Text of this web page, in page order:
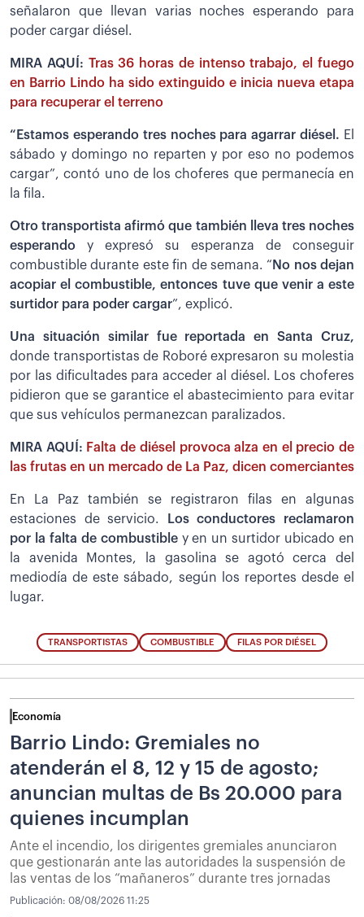
señalaron que llevan varias noches esperando para
poder cargar diésel.
MIRA AQUÍ: Tras 36 horas de intenso trabajo, el fuego
en Barrio Lindo ha sido extinguido e inicia nueva etapa
para recuperar el terreno
“Estamos esperando tres noches para agarrar diésel. El
sábado y domingo no reparten y por eso no podemos
cargar”, contó uno de los choferes que permanecía en
la fila.
Otro transportista afirmó que también lleva tres noches
esperando y expresó su esperanza de conseguir
combustible durante este fin de semana. “ No nos dejan
acopiar el combustible, entonces tuve que venir a este
surtidor para poder cargar”, explicó.
Una situación similar fue reportada en Santa Cruz,
donde transportistas de Roboré expresaron su molestia
por las dificultades para acceder al diésel. Los choferes
pidieron que se garantice el abastecimiento para evitar
que sus vehículos permanezcan paralizados.
MIRA AQUÍ: Falta de diésel provoca alza en el precio de
las frutas en un mercado de La Paz, dicen comerciantes
En La Paz también se registraron filas en algunas
estaciones de servicio.
Los conductores reclamaron
por la falta de combustibley en un surtidor ubicado en
la avenida Montes, la gasolina se agotó cerca del
mediodía de este sábado, según los reportes desde el
lugar.
TRANSPORTISTAS COMBUSTIBLE FILAS POR DIÉSEL
Economía
Barrio Lindo: Gremiales no
atenderán el 8, 12 y 15 de agosto;
anuncian multas de Bs 20.000 para
quienes incumplan
Ante el incendio, los dirigentes gremiales anunciaron
que gestionarán ante las autoridades la suspensión de
las ventas de los “mañaneros” durante tres jornadas
Publicación: 08/08/2026 11:25